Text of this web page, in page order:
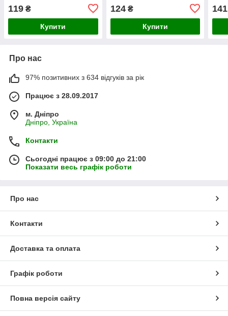
119 ₴
Купити
124₴
Купити
141
Про нас
97% позитивних з 634 відгуків за рік
Працює з 28.09.2017
м. Дніпро
Дніпро, Україна
Контакти
Сьогодні працює з 09:00 до 21:00
Показати весь графік роботи
Про нас
Контакти
Доставка та оплата
Графік роботи
Повна версія сайту